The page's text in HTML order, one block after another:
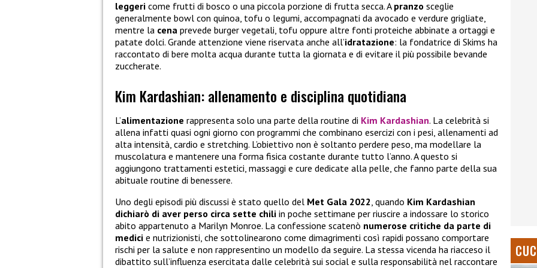
leggeri come frutti di bosco o una piccola porzione di frutta secca. A pranzo sceglie
generalmente bowl con quinoa, tofu o legumi, accompagnati da avocado e verdure grigliate,
mentre la cena prevede burger vegetali, tofu oppure altre fonti proteiche abbinate a ortaggi e
patate dolci. Grande attenzione viene riservata anche all’idratazione: la fondatrice di Skims ha
raccontato di bere molta acqua durante tutta la giornata e di evitare il più possibile bevande
zuccherate.
Kim Kardashian: allenamento e disciplina quotidiana
L’alimentazione rappresenta solo una parte della routine di Kim Kardashian. La celebrità si
allena infatti quasi ogni giorno con programmi che combinano esercizi con i pesi, allenamenti ad
alta intensità, cardio e stretching. L’obiettivo non è soltanto perdere peso, ma modellare la
muscolatura e mantenere una forma fisica costante durante tutto l’anno. A questo si
aggiungono trattamenti estetici, massaggi e cure dedicate alla pelle, che fanno parte della sua
abituale routine di benessere.
Uno degli episodi più discussi è stato quello del Met Gala 2022, quando Kim Kardashian
dichiarò di aver perso circa sette chili in poche settimane per riuscire a indossare lo storico
abito appartenuto a Marilyn Monroe. La confessione scatenò numerose critiche da parte di
medici e nutrizionisti, che sottolinearono come dimagrimenti così rapidi possano comportare
rischi per la salute e non rappresentino un modello da seguire. La stessa vicenda ha riacceso il
dibattito sull’influenza esercitata dalle celebrità sui social e sulla responsabilità nel raccontare